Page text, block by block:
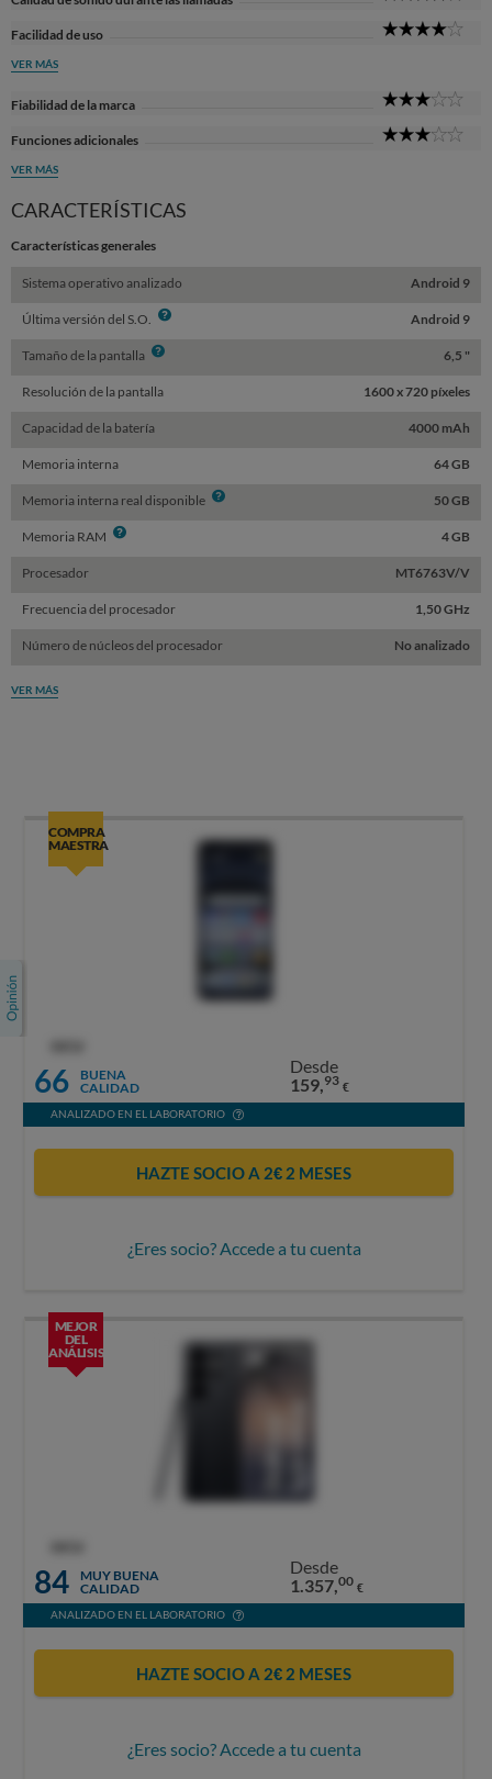
Facilidad de uso
VER MÁS
Fiabilidad de la marca
Funciones adicionales
VER MÁS
CARACTERÍSTICAS
Características generales
Sistema operativo analizado Android 9
Última versión del S.O. Info Android 9
Tamaño de la pantalla Info 6,5 "
Resolución de la pantalla 1600 x 720 píxeles
Capacidad de la batería 4000 mAh
Memoria interna 64 GB
Memoria interna real disponible Info 50 GB
Memoria RAM Info 4 GB
Procesador MT6763V/V
Frecuencia del procesador 1,50 GHz
Número de núcleos del procesador No analizado
VER MÁS
COMPRA
MAESTRA
66
BUENA
CALIDAD
Desde
159,93 €
ANALIZADO EN EL LABORATORIO
HAZTE SOCIO A 2€ 2 MESES
¿Eres socio? Accede a tu cuenta
MEJOR
DEL
ANÁLISIS
84
MUY BUENA
CALIDAD
Desde
1.357,00 €
ANALIZADO EN EL LABORATORIO
HAZTE SOCIO A 2€ 2 MESES
¿Eres socio? Accede a tu cuenta